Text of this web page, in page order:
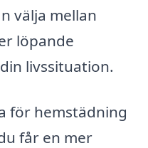
välja mellan
löpande
livssituation.
för hemstädning
får en mer